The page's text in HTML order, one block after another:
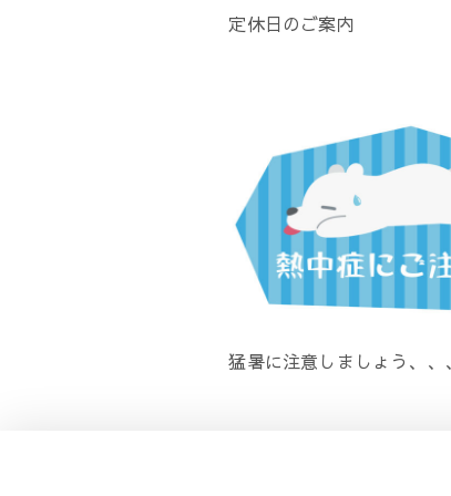
定休日のご案内
猛暑に注意しましょう、、、